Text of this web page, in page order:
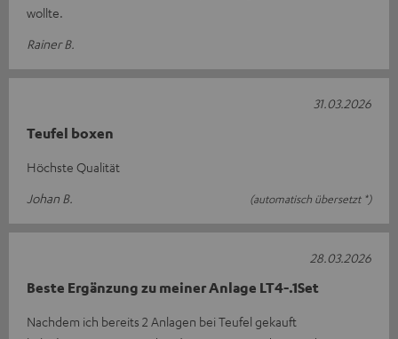
wollte.
Rainer B.
Teufel boxen
Höchste Qualität
Johan B.
(automatisch übersetzt *)
31.03.2026
Beste Ergänzung zu meiner Anlage LT4-.1Set
Nachdem ich bereits 2 Anlagen bei Teufel gekauft
28.03.2026